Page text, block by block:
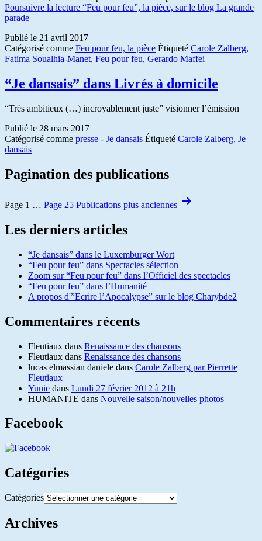
Poursuivre la lecture “Feu pour feu”, la pièce, sur le blog La grande
parade
Publié le 21 avril 2017
Catégorisé comme Feu pour feu, la pièce Étiqueté Carole Zalberg,
Fatima Soualhia-Manet, Feu pour feu, Gerardo Maffei
“Je dansais” dans Livrés à domicile
“Très ambitieux (…) incroyablement juste” visionner l’émission
Publié le 28 mars 2017
Catégorisé comme presse - Je dansais Étiqueté Carole Zalberg, Je
dansais
Pagination des publications
Page 1 … Page 25 Publications plus anciennes
Les derniers articles
“Je dansais” dans le Luxemburger Wort
“Feu pour feu” dans Spectacles sélection
Zoom sur “Feu pour feu” dans l’Officiel des spectacles
“Feu pour feu” dans l’Humanité
A propos d'”Ecrire l’Apocalypse” sur le blog Charybde2
Commentaires récents
Fleutiaux dans Renaissance des chansons
Fleutiaux dans Renaissance des chansons
lucas elmassian daniele dans Carole Zalberg par Pierrette
Fleutiaux
Yunie dans Lundi 27 février 2012 à 21h
HUMANITE dans Nouvelle saison/nouvelles photos
Facebook
Catégories
Catégories
Archives